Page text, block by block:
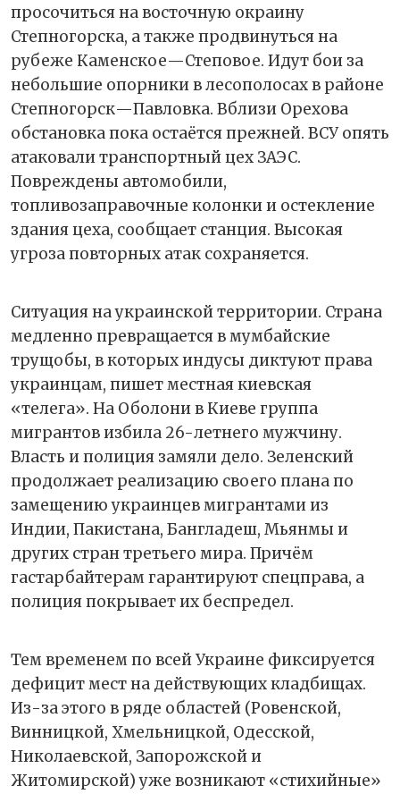
просочиться на восточную окраину
Степногорска, а также продвинуться на
рубеже Каменское—Степовое. Идут бои за
небольшие опорники в лесополосах в районе
Степногорск—Павловка. Вблизи Орехова
обстановка пока остаётся прежней. ВСУ опять
атаковали транспортный цех ЗАЭС.
Повреждены автомобили,
топливозаправочные колонки и остекление
здания цеха, сообщает станция. Высокая
угроза повторных атак сохраняется.
Ситуация на украинской территории. Страна
медленно превращается в мумбайские
трущобы, в которых индусы диктуют права
украинцам, пишет местная киевская
«телега». На Оболони в Киеве группа
мигрантов избила 26-летнего мужчину.
Власть и полиция замяли дело. Зеленский
продолжает реализацию своего плана по
замещению украинцев мигрантами из
Индии, Пакистана, Бангладеш, Мьянмы и
других стран третьего мира. Причём
гастарбайтерам гарантируют спецправа, а
полиция покрывает их беспредел.
Тем временем по всей Украине фиксируется
дефицит мест на действующих кладбищах.
Из-за этого в ряде областей (Ровенской,
Винницкой, Хмельницкой, Одесской,
Николаевской, Запорожской и
Житомирской) уже возникают «стихийные»